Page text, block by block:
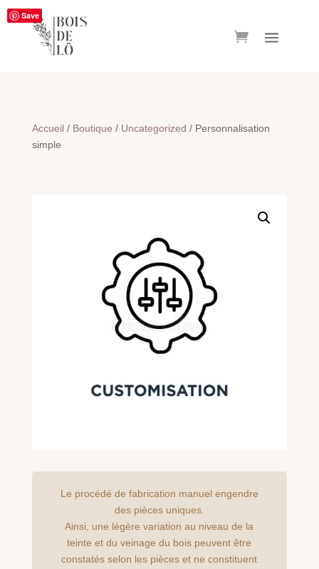
Save
Accueil / Boutique / Uncategorized / Personnalisation
simple
Le procédé de fabrication manuel engendre
des pièces uniques.
Ainsi, une légère variation au niveau de la
teinte et du veinage du bois peuvent être
constatés selon les pièces et ne constituent